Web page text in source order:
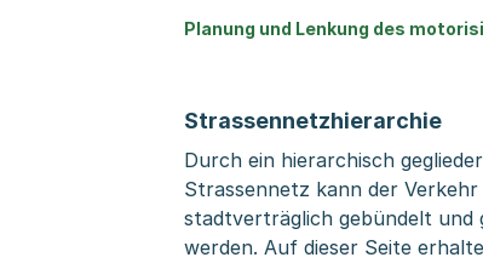
Planung und Lenkung des
Strassennetzhierarchie
Durch ein hierarchisch
Strassennetz kann der Verkehr
stadtverträglich gebündelt und
werden. Auf dieser Seite